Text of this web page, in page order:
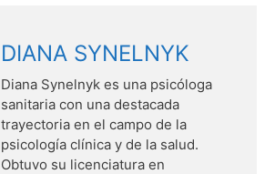
DIANA SYNELNYK
Diana Synelnyk es una psicóloga
sanitaria con una destacada
trayectoria en el campo de la
psicología clínica y de la salud.
Obtuvo su licenciatura en